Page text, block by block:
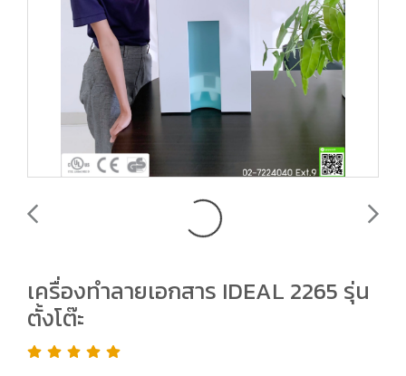
เครื่องทำลายเอกสาร IDEAL 2265 รุ่น
ตั้งโต๊ะ